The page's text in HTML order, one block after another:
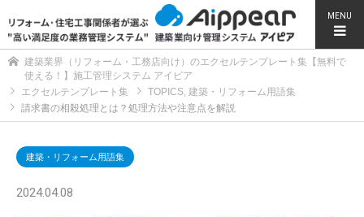
MENU
建築業界（リフォーム・工務店向け）のエクセルテンプレート集【無料で
使える！】施工管理システム アイピア
エクセルテンプレート集
TOPICS, 建築・リフォーム用語集
請求書の相殺処理とは？処理方法や注意点を解説
建築・リフォーム用語集
2024.04.08